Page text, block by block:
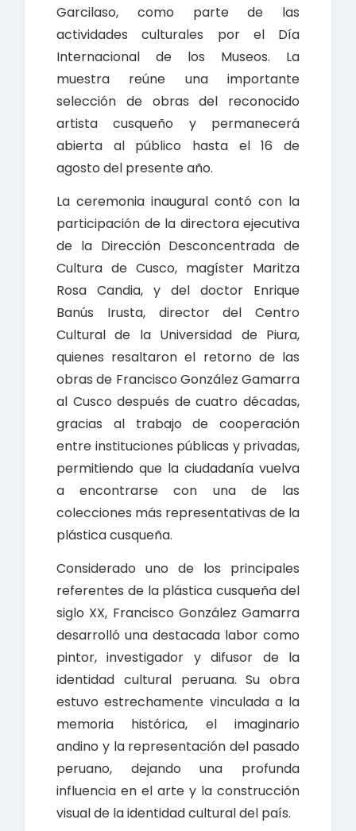
Garcilaso, como parte de las
actividades culturales por el Día
Internacional de los Museos. La
muestra reúne una importante
selección de obras del reconocido
artista cusqueño y permanecerá
abierta al público hasta el 16 de
agosto del presente año.
La ceremonia inaugural contó con la
participación de la directora ejecutiva
de la Dirección Desconcentrada de
Cultura de Cusco, magíster Maritza
Rosa Candia, y del doctor Enrique
Banús Irusta, director del Centro
Cultural de la Universidad de Piura,
quienes resaltaron el retorno de las
obras de Francisco González Gamarra
al Cusco después de cuatro décadas,
gracias al trabajo de cooperación
entre instituciones públicas y privadas,
permitiendo que la ciudadanía vuelva
a encontrarse con una de las
colecciones más representativas de la
plástica cusqueña.
Considerado uno de los principales
referentes de la plástica cusqueña del
siglo XX, Francisco González Gamarra
desarrolló una destacada labor como
pintor, investigador y difusor de la
identidad cultural peruana. Su obra
estuvo estrechamente vinculada a la
memoria histórica, el imaginario
andino y la representación del pasado
peruano, dejando una profunda
influencia en el arte y la construcción
visual de la identidad cultural del país.